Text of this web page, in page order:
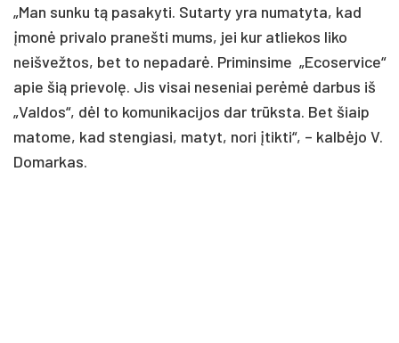
„Man sun­ku tą pa­sa­ky­ti. Su­tar­ty yra nu­ma­ty­ta, kad
įmonė pri­va­lo pra­neš­ti mums, jei kur at­lie­kos li­ko
neiš­vež­tos, bet to ne­pa­darė. Pri­min­si­me „Eco­ser­vi­ce“
apie šią prie­volę. Jis vi­sai ne­se­niai per­ėmė dar­bus iš
„Val­dos“, dėl to ko­mu­ni­ka­ci­jos dar trūksta. Bet šiaip
ma­to­me, kad sten­gia­si, ma­tyt, no­ri įtik­ti“, – kalbė­jo V.
Do­mar­kas.